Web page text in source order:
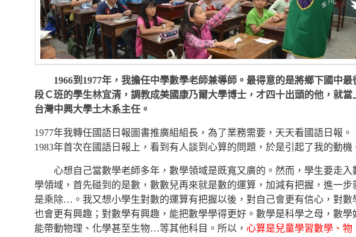
1966到1977年，我擔任中學數學老師兼導師。最得意的是將鄉下國中最
段Ｃ班的學生林宜清，調教成美國康乃爾大學博士，才四十出頭的他，就當
台灣中興大學土木系主任。
1977年我轉任國語日報圖書推廣組組長，為了業務需要，天天看國語日報。
1983年首次在國語日報上，看到有人談到心算的問題，於是引起了我的動機
心想自己當數學老師多年，數學領域是既寬又廣的。然而，學生要走入
學領域，首先碰到的是數，數數兒再來就是數的運算，加減有把握，進一步
是乘除…。我又想小學生對數的運算有把握以後，對自己會更有信心，對數
也會更有興趣；對數學有興趣，能把數學學得更好。數學是科學之母，數學
能帶動物理、化學甚至生物…等其他科目。所以， 心算是兒童學習數學、物